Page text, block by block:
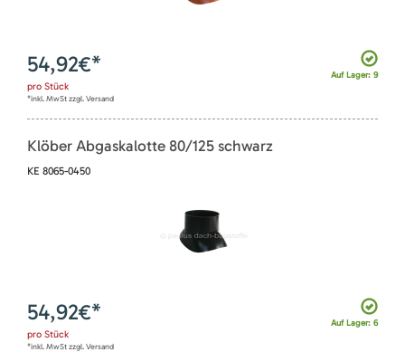
Auf Lager: 9
54,92€*
pro Stück
*inkl. MwSt zzgl. Versand
Klöber Abgaskalotte 80/125 schwarz
KE 8065-0450
Auf Lager: 6
54,92€*
pro Stück
*inkl. MwSt zzgl. Versand